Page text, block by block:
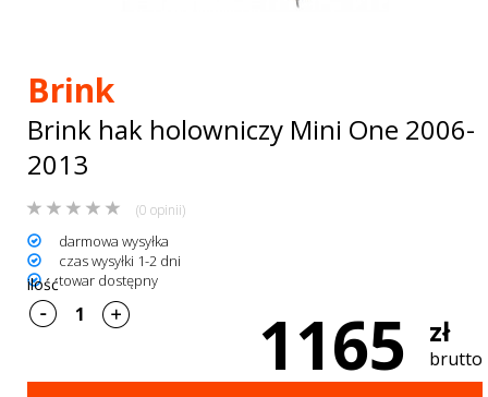
AKCESORIA
SPORTOWE
samochodowe
Kontakt
Brink
Brink hak holowniczy Mini One 2006-
2013
(0 opinii)
darmowa wysyłka
czas wysyłki 1-2 dni
towar dostępny
1165 zł
brutto
ilość